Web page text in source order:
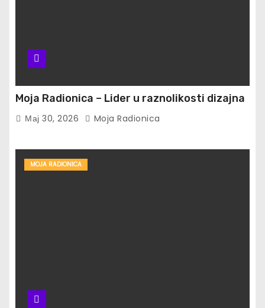
Moja Radionica – Lider u raznolikosti dizajna
Мај 30, 2026 Moja Radionica
MOJA RADIONICA